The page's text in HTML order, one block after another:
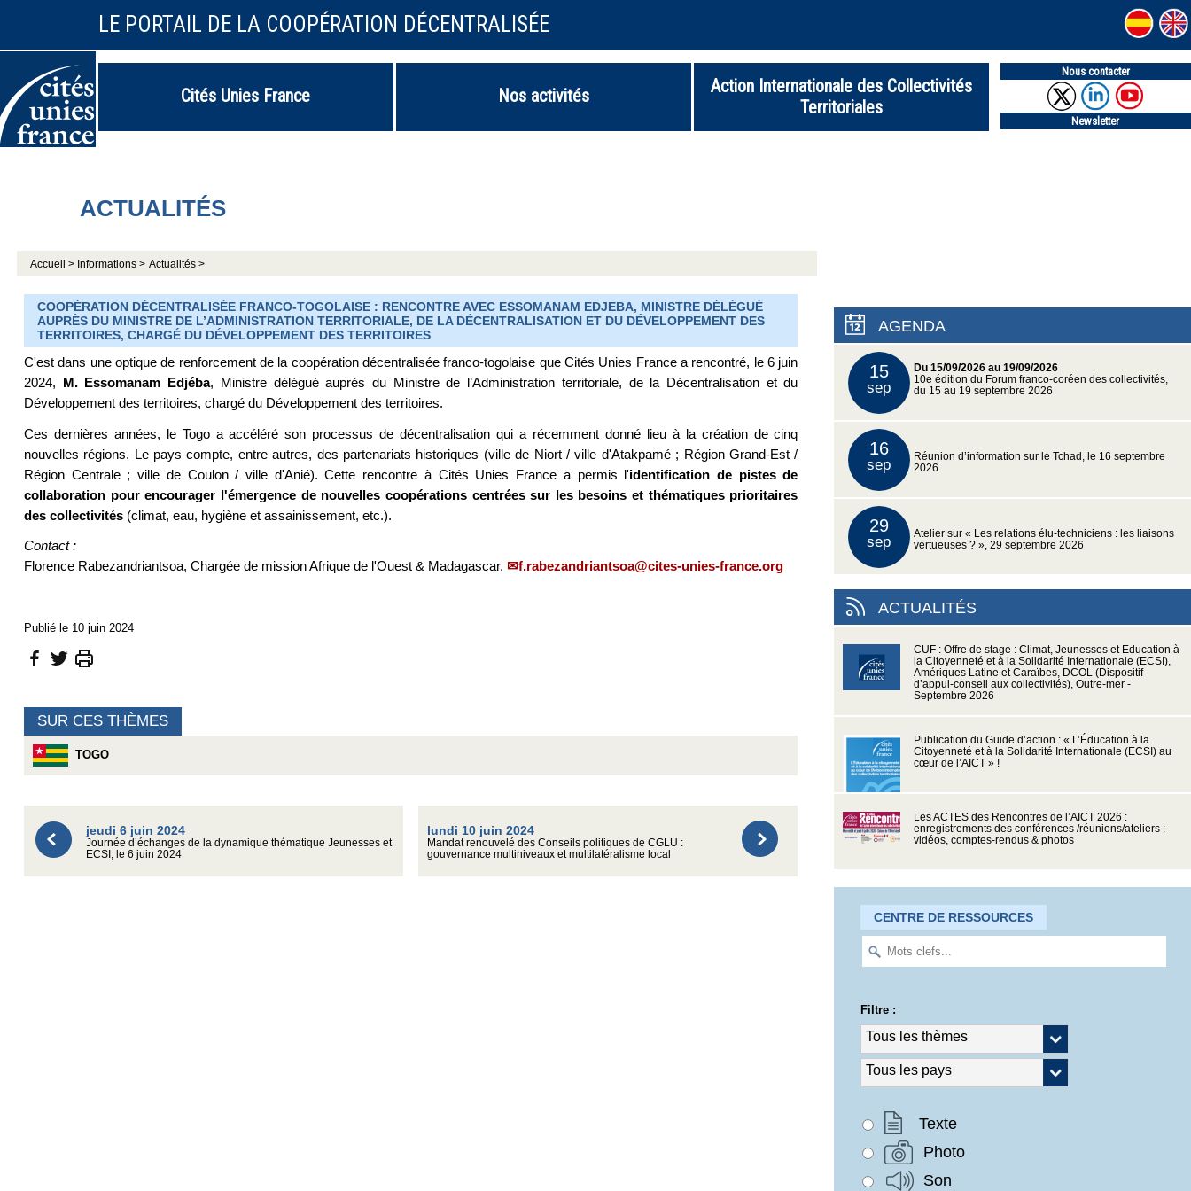
LE PORTAIL DE LA COOPÉRATION DÉCENTRALISÉE
Cités Unies France Nos activités
Action Internationale des Collectivités
Territoriales
Nous contacter
Newsletter
ACTUALITÉS
Accueil > Informations > Actualités >
COOPÉRATION DÉCENTRALISÉE FRANCO-TOGOLAISE : RENCONTRE AVEC ESSOMANAM EDJEBA, MINISTRE DÉLÉGUÉ
AUPRÈS DU MINISTRE DE L’ADMINISTRATION TERRITORIALE, DE LA DÉCENTRALISATION ET DU DÉVELOPPEMENT DES
TERRITOIRES, CHARGÉ DU DÉVELOPPEMENT DES TERRITOIRES
C'est dans une optique de renforcement de la coopération décentralisée franco-togolaise que Cités Unies France a rencontré, le 6 juin
2024, M. Essomanam Edjéba, Ministre délégué auprès du Ministre de l’Administration territoriale, de la Décentralisation et du
Développement des territoires, chargé du Développement des territoires.
Ces dernières années, le Togo a accéléré son processus de décentralisation qui a récemment donné lieu à la création de cinq
nouvelles régions. Le pays compte, entre autres, des partenariats historiques (ville de Niort / ville d'Atakpamé ; Région Grand-Est /
Région Centrale ; ville de Coulon / ville d'Anié). Cette rencontre à Cités Unies France a permis l'identification de pistes de
collaboration pour encourager l'émergence de nouvelles coopérations centrées sur les besoins et thématiques prioritaires
des collectivités(climat, eau, hygiène et assainissement, etc.).
Contact :
Florence Rabezandriantsoa, Chargée de mission Afrique de l'Ouest & Madagascar,
f.rabezandriantsoa@cites-unies-france.org
Publié le 10 juin 2024
SUR CES THÈMES
TOGO
jeudi 6 juin 2024
Journée d’échanges de la dynamique thématique Jeunesses et
ECSI, le 6 juin 2024
lundi 10 juin 2024
Mandat renouvelé des Conseils politiques de CGLU :
gouvernance multiniveaux et multilatéralisme local
AGENDA
15
sep
Du 15/09/2026 au 19/09/2026
10e édition du Forum franco-coréen des collectivités,
du 15 au 19 septembre 2026
16
sep
Réunion d’information sur le Tchad, le 16 septembre
2026
29
sep
Atelier sur « Les relations élu-techniciens : les liaisons
vertueuses ? », 29 septembre 2026
ACTUALITÉS
CUF : Offre de stage : Climat, Jeunesses et Education à
la Citoyenneté et à la Solidarité Internationale (ECSI),
Amériques Latine et Caraïbes, DCOL (Dispositif
d’appui-conseil aux collectivités), Outre-mer -
Septembre 2026
Publication du Guide d’action : « L’Éducation à la
Citoyenneté et à la Solidarité Internationale (ECSI) au
cœur de l’AICT » !
Les ACTES des Rencontres de l’AICT 2026 :
enregistrements des conférences /réunions/ateliers :
vidéos, comptes-rendus & photos
CENTRE DE RESSOURCES
Filtre :
Texte
Photo
Son